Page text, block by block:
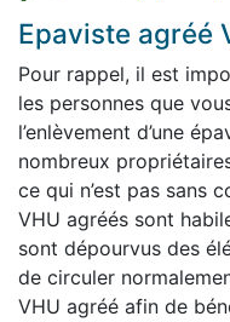
Epaviste agréé
Pour rappel, il est
les personnes que
l’enlèvement d’une
nombreux
ce qui n’est pas sans
VHU agréés sont
sont dépourvus des
de circuler
VHU agréé afin de